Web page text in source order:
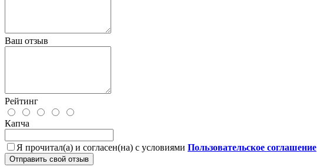
Ваш отзыв
Рейтинг
Капча
Я прочитал(а) и согласен(на) с условиями Пользовательское соглашение
Отправить свой отзыв